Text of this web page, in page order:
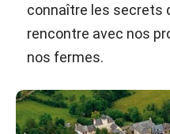
connaître les secrets
rencontre avec nos
nos fermes.